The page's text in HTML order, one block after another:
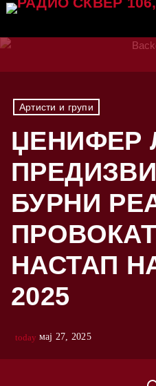
Артисти и групи
ЏЕНИФЕР
БУРНИ
НАСТАП
2025
today мај 27, 2025